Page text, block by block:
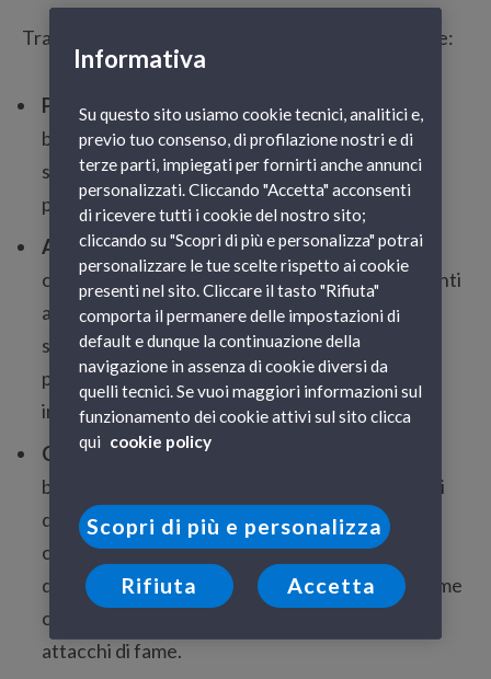
Tra gli oggetti indispensabili per un viaggio in mare:
Pannolini e prodotti per l’igiene
— In caso di
bambini piccoli assicurati di avere una buona
scorta di pannolini, salviettine umidificate e
prodotti simili.
Abbigliamento— Vesti il tuo bambino con abiti
comodi e adeguati, assicurati che abbia indumenti
abbastanza caldi o leggeri, a seconda della
stagione e delle condizioni metereologiche, e
porta sempre un cambio in borsa in caso di
imprevisti.
Cibo e bevande— Sui traghetti i pasti per il tuo
bambino solitamente possono essere acquistati
direttamente a bordo. Consigliabile avere
comunque a portata di mano una borraccia
d’acqua non gasata e
snack solidi e leggeri , come
cracker e grissini, per tamponare improvvisi
attacchi di fame.
Informativa
Su questo sito usiamo cookie tecnici, analitici e,
previo tuo consenso, di profilazione nostri e di
terze parti, impiegati per fornirti anche annunci
personalizzati. Cliccando "Accetta" acconsenti
di ricevere tutti i cookie del nostro sito;
cliccando su "Scopri di più e personalizza" potrai
personalizzare le tue scelte rispetto ai cookie
presenti nel sito. Cliccare il tasto "Rifiuta"
comporta il permanere delle impostazioni di
default e dunque la continuazione della
navigazione in assenza di cookie diversi da
quelli tecnici. Se vuoi maggiori informazioni sul
funzionamento dei cookie attivi sul sito clicca
qui cookie policy
Scopri di più e personalizza
Rifiuta Accetta